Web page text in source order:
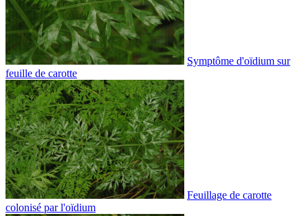
Symptôme d'oïdium sur
feuille de carotte
Feuillage de carotte
colonisé par l'oïdium